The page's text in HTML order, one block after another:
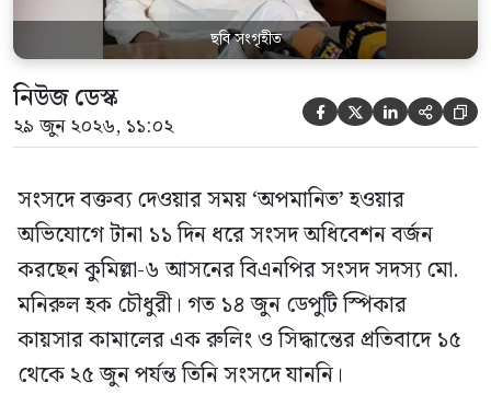
ছবি সংগৃহীত
নিউজ ডেস্ক
২৯ জুন ২০২৬, ১১:০২     
সংসদে বক্তব্য দেওয়ার সময় ‘অপমানিত’ হওয়ার
অভিযোগে টানা ১১ দিন ধরে সংসদ অধিবেশন বর্জন
করছেন কুমিল্লা-৬ আসনের বিএনপির সংসদ সদস্য মো.
মনিরুল হক চৌধুরী। গত ১৪ জুন ডেপুটি স্পিকার
কায়সার কামালের এক রুলিং ও সিদ্ধান্তের প্রতিবাদে ১৫
থেকে ২৫ জুন পর্যন্ত তিনি সংসদে যাননি।